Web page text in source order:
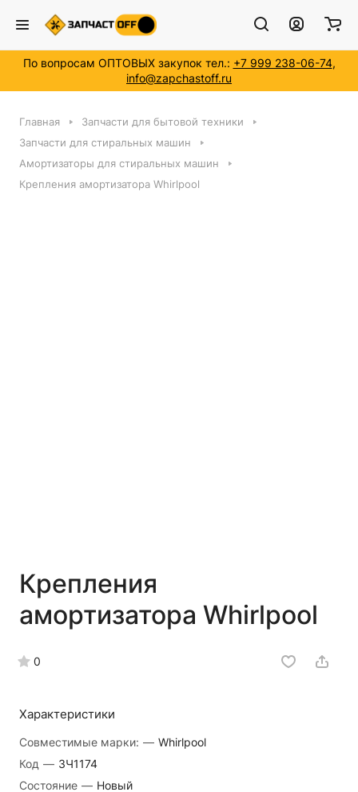
По вопросам ОПТОВЫХ закупок тел.: +7 999 238-06-74,
info@zapchastoff.ru
Главная
Запчасти для бытовой техники
Запчасти для стиральных машин
Амортизаторы для стиральных машин
Крепления амортизатора Whirlpool
Крепления
амортизатора Whirlpool
0
Характеристики
Совместимые марки: — Whirlpool
Код — ЗЧ1174
Состояние — Новый